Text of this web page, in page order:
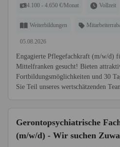
4.100 - 4.650 €/Monat Vollzeit
Weiterbildungen
05.08.2026
Engagierte Pflegefachkraft (m/w/d)
Mittelfranken gesucht! Bieten
Fortbildungsmöglichkeiten und 30
Sie Teil unseres wertschätzenden
Gerontopsychiatrische
(m/w/d) - Wir suchen